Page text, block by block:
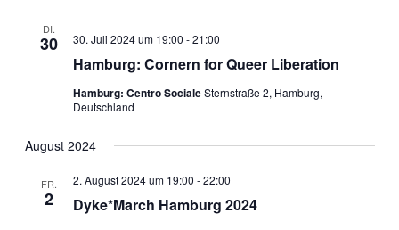
DI.
30
Hamburg: Cornern for Queer Liberation
30. Juli 2024 um 19:00 -21:00
Hamburg: Centro SocialeSternstraße 2, Hamburg,
Deutschland
August 2024
FR.
2 Dyke*March Hamburg 2024
2. August 2024 um 19:00 -22:00